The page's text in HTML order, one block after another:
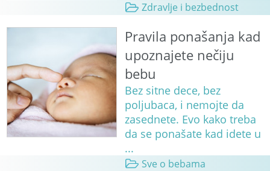
Zdravlje i bezbednost
Pravila ponašanja kad
upoznajete nečiju
bebu
Bez sitne dece, bez
poljubaca, i nemojte da
zasednete. Evo kako treba
da se ponašate kad idete u
...
Sve o bebama